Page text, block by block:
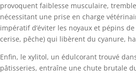
provoquent faiblesse musculaire,
nécessitant une prise en charge
impératif d’éviter les noyaux et pépins
cerise, pêche) qui libèrent du cyanure,
Enfin, le xylitol, un édulcorant trouvé
pâtisseries, entraîne une chute brutale